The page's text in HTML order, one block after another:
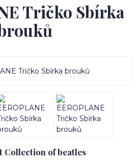
Tričko Sbírka
Collection of beatles